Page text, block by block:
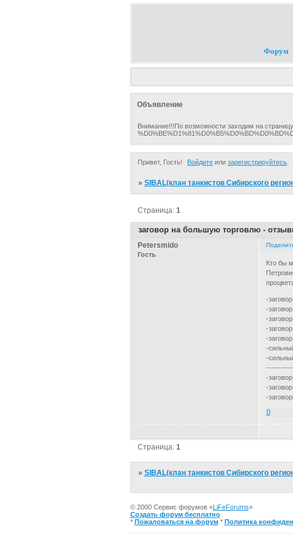
Форум
Объявление
Внимание!!!По возможности заходим на
Привет, Гость! Войдите или зарегистрируйтесь
» SIBAL(клан танкистов Сибирского
заговор на большую торговлю -
Страница: 1
Petersmido
Гость
Кто бы
-
-
-
-
-
-
-
-
-
-
0
Страница: 1
» SIBAL(клан танкистов Сибирского
© 2000 Сервис форумов «LiFeForums»
Создать форум бесплатно
* Пожаловаться на форум* Политика